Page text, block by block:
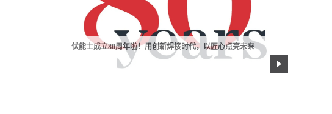
伏能士成立80周年啦！用创新焊接时代，以匠心点亮未来